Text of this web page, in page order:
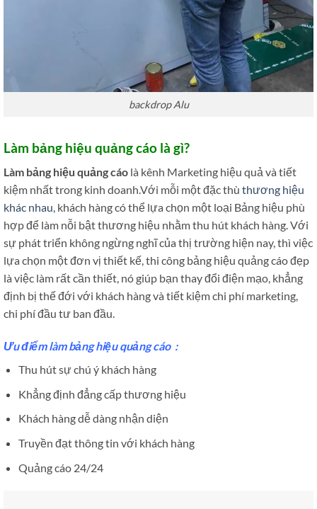
backdrop Alu
Làm bảng hiệu quảng cáo là gì?
Làm bảng hiệu quảng cáo là kênh Marketing hiệu quả và tiết
kiệm nhất trong kinh doanh.Với mỗi một đặc thù thương hiệu
khác nhau, khách hàng có thể lựa chọn một loại Bảng hiệu phù
hợp để làm nỗi bật thương hiệu nhằm thu hút khách hàng. Với
sự phát triển không ngừng nghĩ của thị trường hiện nay, thì việc
lựa chọn một đơn vị thiết kế, thi công bảng hiệu quảng cáo đẹp
là việc làm rất cần thiết, nó giúp bạn thay đổi điện mạo, khẳng
định bị thế đới với khách hàng và tiết kiệm chi phí marketing,
chi phí đầu tư ban đầu.
Ưu điểm làm bảng hiệuquảngcáo :
Thu hút sự chú ý khách hàng
Khẳng định đẳng cấp thương hiệu
Khách hàng dễ dàng nhận diện
Truyền đạt thông tin với khách hàng
Quảng cáo 24/24